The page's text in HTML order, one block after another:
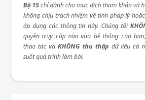
Bộ 15chỉ dành cho mục đích tham khảo và
không chịu trách nhiệm về tính pháp lý
áp dụng các thông tin này. Chúng tôi
quyền truy cập nào vào hệ thống của
thao tác và KHÔNG thu thập dữ liệu cá
suốt quá trình làm bài.